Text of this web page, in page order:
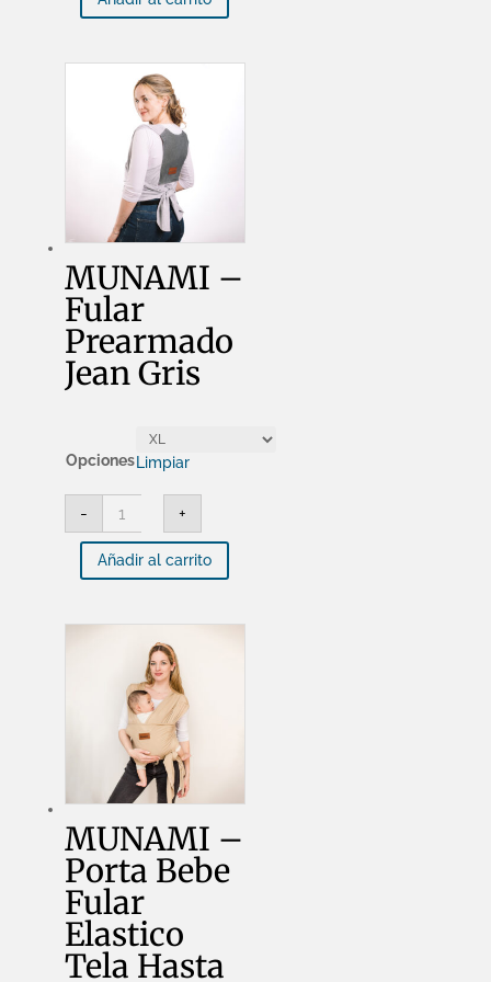
cantidad
MUNAMI –
Fular
Prearmado
Jean Gris
Opciones Limpiar
-
MUNAMI
Fular
Prearmado
Jean
Gris
+
Añadir al carrito
MUNAMI –
Porta Bebe
Fular
Elastico
Tela Hasta